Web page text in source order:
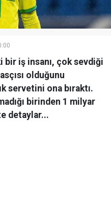
bir iş insanı, çok sevdiği
olduğunu
servetini ona bıraktı.
birinden 1 milyar
detaylar...